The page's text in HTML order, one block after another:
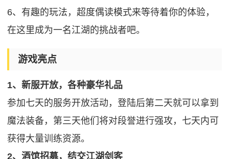
6、有趣的玩法，超度偶读模式来等待着你的体验，
在这里成为一名江湖的挑战者吧。
游戏亮点
1、新服开放，各种豪华礼品
参加七天的服务开放活动，登陆后第二天就可以拿到
魔法装备，第三天他们将对段誉进行强攻，七天内可
获得大量训练资源。
2、酒馆招募，结交江湖剑客